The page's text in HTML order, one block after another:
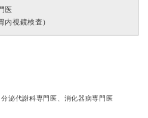
医
内視鏡検査）
泌代謝科専門医、消化器病専門医